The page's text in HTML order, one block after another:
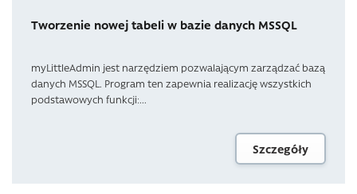
Tworzenie nowej tabeli w bazie danych MSSQL
myLittleAdmin jest narzędziem pozwalającym zarządzać bazą
danych MSSQL. Program ten zapewnia realizację wszystkich
podstawowych funkcji:...
Szczegóły